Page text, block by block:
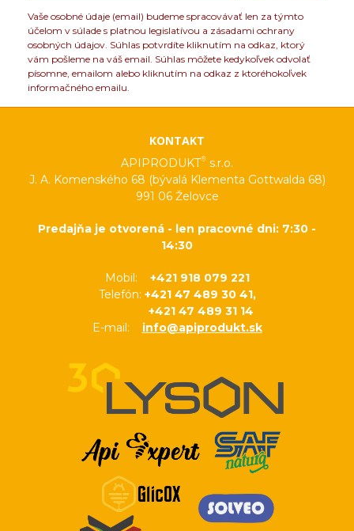
Vaše osobné údaje (email) budeme spracovávať len za týmto
účelom v súlade s platnou legislatívou a zásadami ochrany
osobných údajov. Súhlas potvrdíte kliknutím na odkaz, ktorý
vám pošleme na váš email. Súhlas môžete kedykoľvek odvolať
písomne, emailom alebo kliknutím na odkaz z ktoréhokoľvek
informačného emailu.
KONTAKT
APIPRODUKT® s.r.o.
J. A. Komenského 68 (bývalá Klementa Gottwalda 68)
991 06 Želovce
Predajňa je otvorená - len pracovné dni: 7:30 -
14:30
Mobil: +421 918 079 221
Telefón: +421 47 489 30 41,
+421 47 489 31 14
E-mail: info@apiprodukt.sk